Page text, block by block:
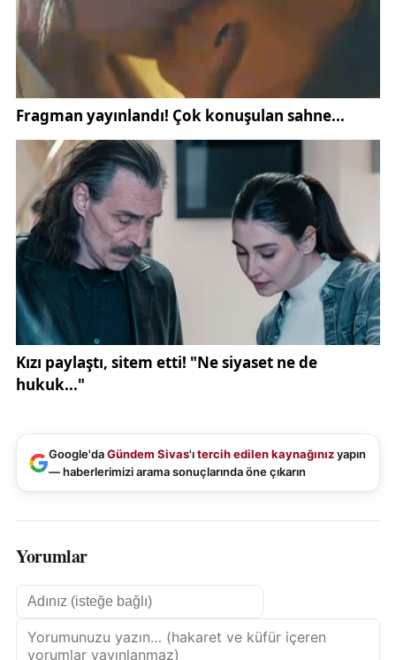
Google'daGündem Sivas'ıtercih edilen kaynağınızyapın
— haberlerimizi arama sonuçlarında öne çıkarın
Yorumlar